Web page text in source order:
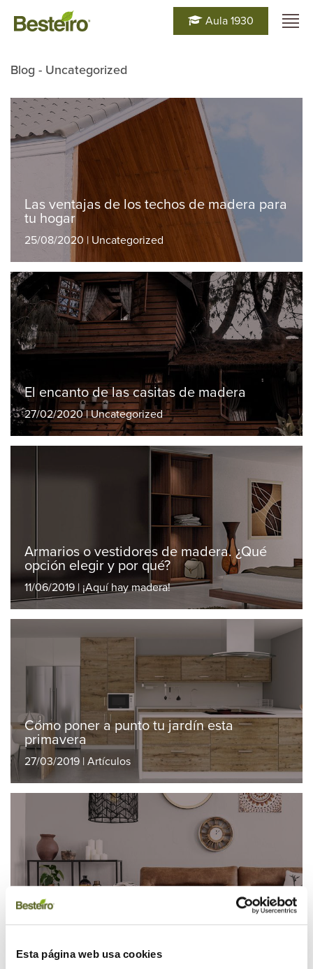
Esta página web usa cookies
Aula 1930
Blog - Uncategorized
Las ventajas de los techos de madera para
tu hogar
25/08/2020 | Uncategorized
El encanto de las casitas de madera
27/02/2020 | Uncategorized
Armarios o vestidores de madera. ¿Qué
opción elegir y por qué?
11/06/2019 | ¡Aquí hay madera!
Cómo poner a punto tu jardín esta
primavera
27/03/2019 | Artículos
Las parejas perfectas de la madera